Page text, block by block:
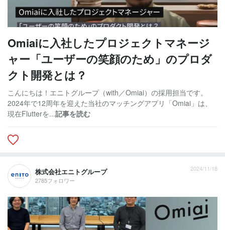
Omiaiに入社したプロジェクトマネージ
ャー「ユーザーの笑顔のため」のプロダ
クト開発とは？
こんにちは！エニトグループ（with／Omiai）の採用担当です。
2024年で12周年を迎えた当社のマッチングアプリ「Omiai」は、
現在Flutterを...記事を読む
株式会社エニトグループ
2785フォロワー
2024/11/18